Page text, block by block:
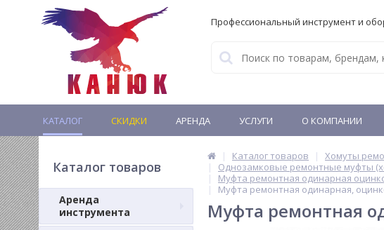
Профессиональный инструмент и
КАТАЛОГ СКИДКИ АРЕНДА УСЛУГИ О КОМПАНИИ
Каталог товаров
Аренда
инструмента
Каталог товаров Хомуты
Однозамковые ремонтные муфты
Муфта ремонтная одинарная
Муфта ремонтная одинарная,
Муфта ремонтная